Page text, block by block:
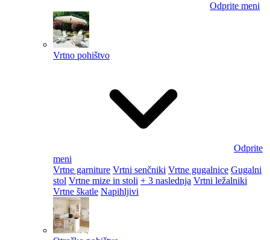
Odprite meni
Vrtno pohištvo
Odprite
meni
Vrtne garniture Vrtni senčniki Vrtne gugalnice Gugalni
stol Vrtne mize in stoli + 3 naslednja Vrtni ležalniki
Vrtne škatle Napihljivi